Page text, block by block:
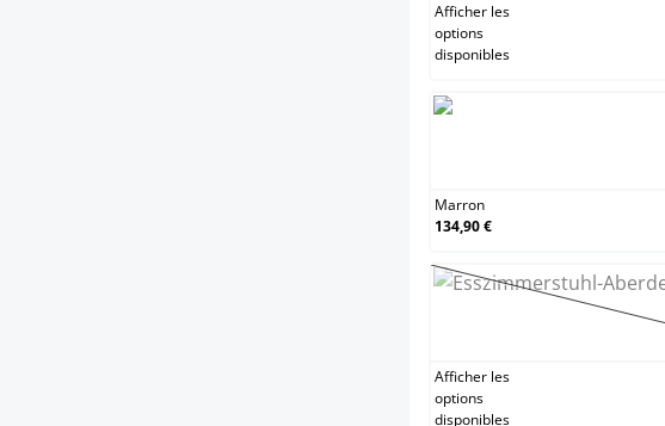
Afficher les
options
disponibles
Marron
134,90 €
Noir
Afficher les
options
disponibles